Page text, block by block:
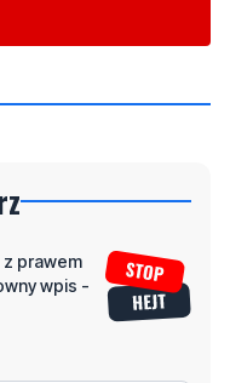
z prawem
wpis -